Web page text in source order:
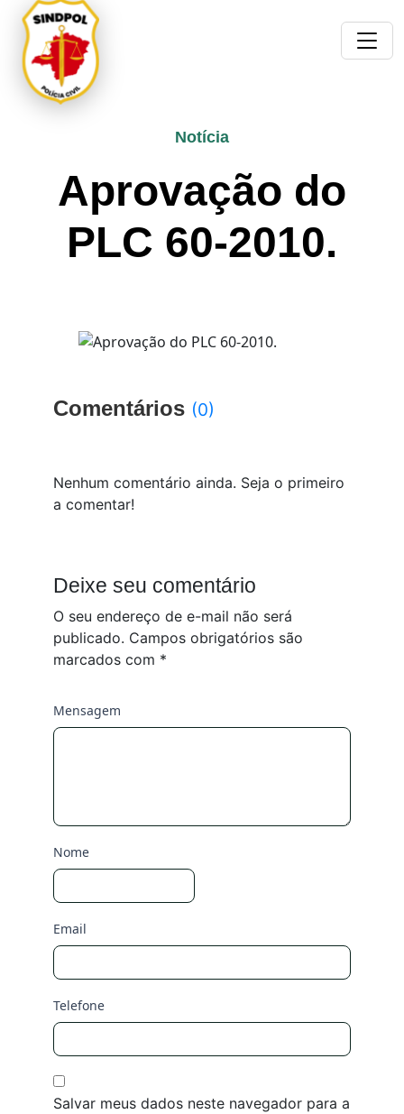
Notícia
Aprovação do
PLC 60-2010.
Comentários (0)
Nenhum comentário ainda. Seja o primeiro
a comentar!
Deixe seu comentário
O seu endereço de e-mail não será
publicado. Campos obrigatórios são
marcados com *
Mensagem
Nome
Email
Telefone
Salvar meus dados neste navegador para a